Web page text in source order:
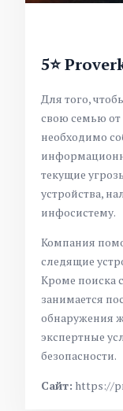
5⭐
Для того,
свою семью
необходимо
текущие
устройства,
инфосистему.
Компания
следящие
Кроме поиска
занимается
обнаружения
экспертные
безопасности.
Сайт: https://